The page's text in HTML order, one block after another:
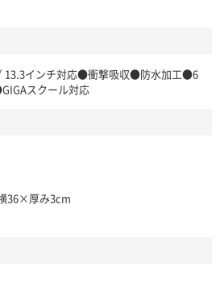
13.3インチ対応●衝撃吸収●防水加工●6
スクール対応
横36×厚み3cm